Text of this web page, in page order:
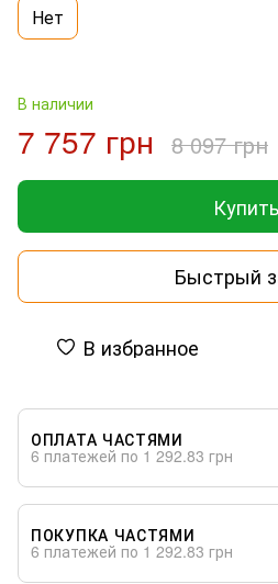
Нет
В наличии
7 757 грн 8 097 грн
Купить
Быстрый
В избранное
ОПЛАТА ЧАСТЯМИ
6 платежей по 1 292.83 грн
ПОКУПКА ЧАСТЯМИ
6 платежей по 1 292.83 грн